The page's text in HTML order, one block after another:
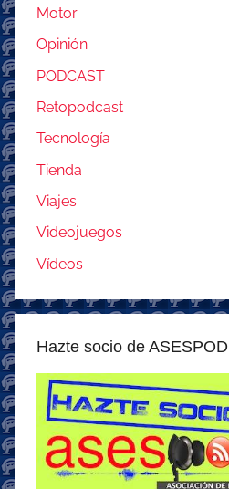
Motor
Opinión
PODCAST
Retopodcast
Tecnología
Tienda
Viajes
Videojuegos
Vídeos
Hazte socio de ASESPOD